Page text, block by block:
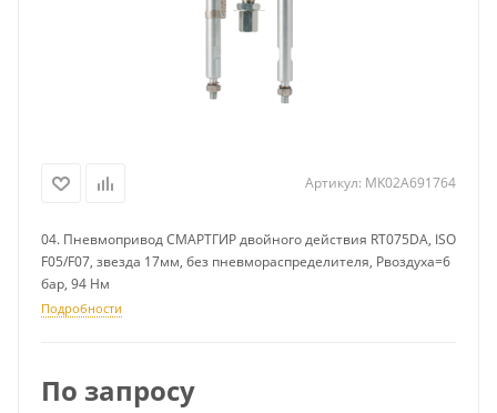
Артикул: MK02A691764
04. Пневмопривод СМАРТГИР двойного действия RT075DA, ISO
F05/F07, звезда 17мм, без пневмораспределителя, Рвоздуха=6
бар, 94 Нм
Подробности
По запросу